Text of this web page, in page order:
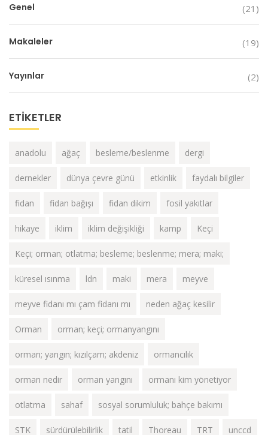
Genel (21)
Makaleler (19)
Yayınlar (2)
ETIKETLER
anadolu ağaç besleme/beslenme dergi
dernekler dünya çevre günü etkinlik faydalı bilgiler
fidan fidan bağışı fidan dikim fosil yakıtlar
hikaye iklim iklim değişikliği kamp Keçi
Keçi; orman; otlatma; besleme; beslenme; mera; maki;
küresel ısınma ldn maki mera meyve
meyve fidanı mı çam fidanı mı neden ağaç kesilir
Orman orman; keçi; ormanyangını
orman; yangın; kızılçam; akdeniz ormancılık
orman nedir orman yangını ormanı kim yönetiyor
otlatma sahaf sosyal sorumluluk; bahçe bakımı
STK sürdürülebilirlik tatil Thoreau TRT unccd